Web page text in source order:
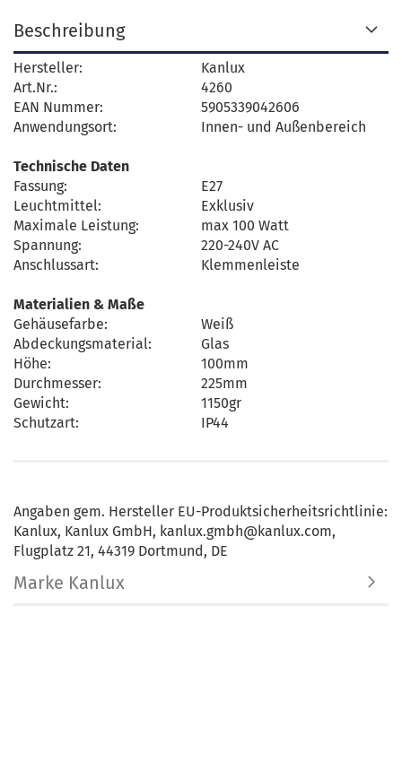
Beschreibung
Hersteller:
Kanlux
Art.Nr.:
4260
EAN Nummer:
5905339042606
Anwendungsort:
Innen- und Außenbereich
Technische Daten
Fassung:
E27
Leuchtmittel:
Exklusiv
Maximale Leistung:
max 100 Watt
Spannung:
220-240V AC
Anschlussart:
Klemmenleiste
Materialien & Maße
Gehäusefarbe:
Weiß
Abdeckungsmaterial:
Glas
Höhe:
100mm
Durchmesser:
225mm
Gewicht:
1150gr
Schutzart:
IP44
Angaben gem. Hersteller EU-Produktsicherheitsrichtlinie:
Kanlux, Kanlux GmbH, kanlux.gmbh@kanlux.com,
Flugplatz 21, 44319 Dortmund, DE
Marke Kanlux